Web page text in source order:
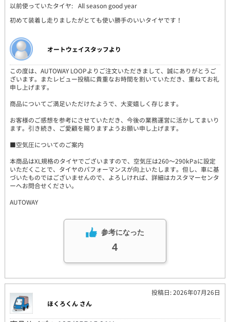
以前使っていたタイヤ: All season good year
初めて装着し走りましたがとても使い勝手のいいタイヤです！
オートウェイスタッフより
この度は、AUTOWAY LOOPよりご注文いただきまして、誠にありがとうご
ざいます。またレビュー投稿に貴重なお時間を割いていただき、重ねてお礼
申し上げます。
商品についてご満足いただけたようで、大変嬉しく存じます。
お客様のご感想を参考にさせていただき、今後の業務運営に活かしてまいり
ます。引き続き、ご愛顧を賜りますようお願い申し上げます。
■空気圧についてのご案内
本商品はXL規格のタイヤでございますので、空気圧は260～290kPaに設定
いただくことで、タイヤのパフォーマンスが向上いたします。但し、車に基
づいたものではございませんので、よろしければ、詳細はカスタマーセンタ
ーへお問合せください。
AUTOWAY
参考になった
4
投稿日: 2026年07月26日
ほくろくん さん